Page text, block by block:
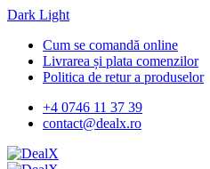
Dark Light
Skip
navigation
Skip
content
Cum se comandă online
Livrarea și plata comenzilor
Politica de retur a produselor
+4 0746 11 37 39
contact@dealx.ro